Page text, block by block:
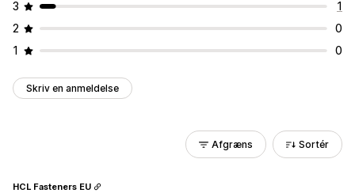
3
1
2
0
1
0
Skriv en anmeldelse
Afgræns Sortér
HCL Fasteners EU